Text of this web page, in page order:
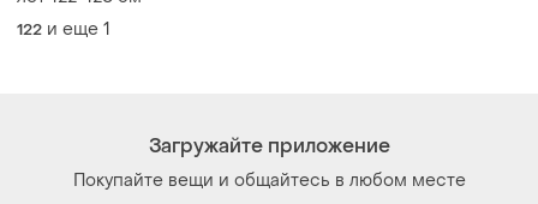
122 и еще 1
Загружайте приложение
Покупайте вещи и общайтесь в любом месте